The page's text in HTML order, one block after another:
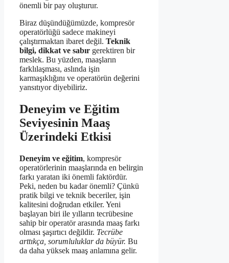
önemli bir pay oluşturur.
Biraz düşündüğümüzde, kompresör
operatörlüğü sadece makineyi
çalıştırmaktan ibaret değil. Teknik
bilgi, dikkat ve sabır gerektiren bir
meslek. Bu yüzden, maaşların
farklılaşması, aslında işin
karmaşıklığını ve operatörün değerini
yansıtıyor diyebiliriz.
Deneyim ve Eğitim
Seviyesinin Maaş
Üzerindeki Etkisi
Deneyim ve eğitim, kompresör
operatörlerinin maaşlarında en belirgin
farkı yaratan iki önemli faktördür.
Peki, neden bu kadar önemli? Çünkü
pratik bilgi ve teknik beceriler, işin
kalitesini doğrudan etkiler. Yeni
başlayan biri ile yılların tecrübesine
sahip bir operatör arasında maaş farkı
olması şaşırtıcı değildir. Tecrübe
arttıkça, sorumluluklar da büyür. Bu
da daha yüksek maaş anlamına gelir.